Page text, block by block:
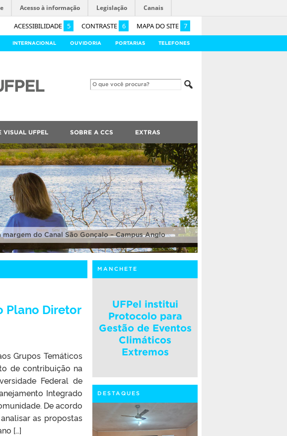
ACESSIBILIDADE 5 CONTRASTE 6 MAPA DO SITE 7
Acesso à informação Legislação Canais
INTERNACIONAL OUVIDORIA PORTARIAS TELEFONES
VISUAL UFPEL SOBRE A CCS EXTRAS
margem do Canal São Gonçalo – Campus Anglo
Plano Diretor
Grupos Temáticos
de contribuição na
Federal de
Integrado
De acordo
as propostas
[…]
MANCHETE
UFPel institui
Protocolo para
Gestão de Eventos
Climáticos
Extremos
DESTAQUES